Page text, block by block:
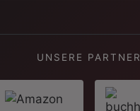
UNSERE PARTNER